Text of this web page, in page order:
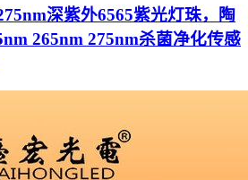
深紫外6565紫光灯珠，陶
265nm 275nm杀菌净化传感